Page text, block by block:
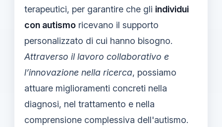
terapeutici, per garantire che gli individui
con autismo ricevano il supporto
personalizzato di cui hanno bisogno.
Attraverso il lavoro collaborativo e
l’innovazione nella ricerca, possiamo
attuare miglioramenti concreti nella
diagnosi, nel trattamento e nella
comprensione complessiva dell'autismo.